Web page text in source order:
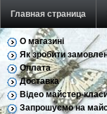
Главная страница
Обратная связь
О магазині
Як зробити
Оплата
Доставка
Відео майстер-
Запрошуємо на